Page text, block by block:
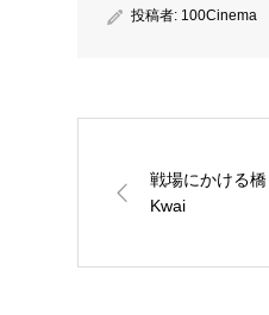
投稿者: 100Cinema
戦場にかける
Kwai